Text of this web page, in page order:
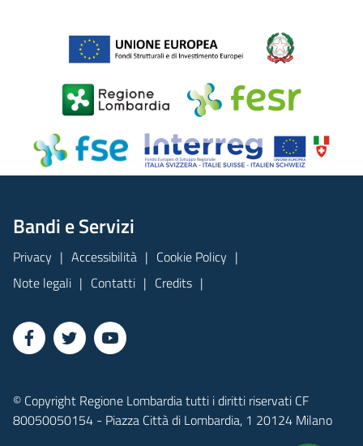
Bandi e Servizi
Privacy Accessibilità
Cookie Policy
Note legali
Contatti Credits
© Copyright Regione Lombardia tutti i diritti riservati CF
80050050154 - Piazza Città di Lombardia, 1 20124 Milano